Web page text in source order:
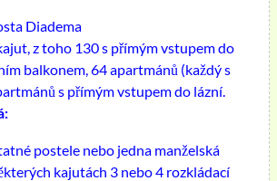
Diadema
z toho 130 s přímým vstupem do
balkonem, 64 apartmánů (každý s
s přímým vstupem do lázní.
postele nebo jedna manželská
kajutách 3 nebo 4 rozkládací